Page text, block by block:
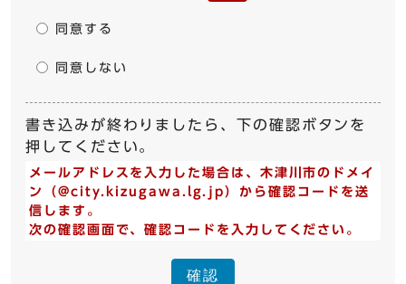
同意する
同意しない
書き込みが終わりましたら、下の確認ボタンを
押してください。
メールアドレスを入力した場合は、木津川市のドメイ
ン（@city.kizugawa.lg.jp）から確認コードを送
信します。
次の確認画面で、確認コードを入力してください。
確認